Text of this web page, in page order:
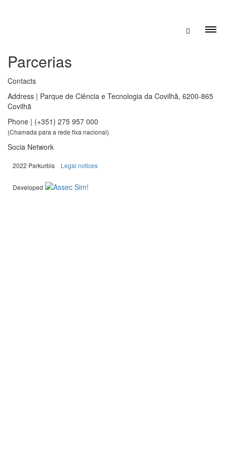
Parcerias
Contacts
Address | Parque de Ciência e Tecnologia da Covilhã, 6200-865
Covilhã
Phone | (+351) 275 957 000
(Chamada para a rede fixa nacional)
Socia Network
2022 Parkurbis Legal notices
Developed